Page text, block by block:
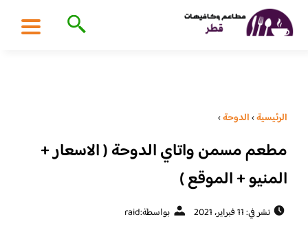
الرئيسية›الدوحة›
مطعم مسمن واتاي الدوحة ( الاسعار +
المنيو + الموقع )
نشر في: 11 فبراير، 2021 بواسطة:raid